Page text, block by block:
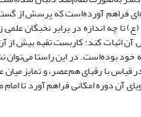
فراهم آورده‌است که پرسش از
چه اندازه در برابر نخبگان
آن اثبات کند: کاربست تقیه
بوده‌است. در این راستا می‌توان
با رقبای هم‌عصر، و تمایز میان
آن دوره امکانی فراهم آورد